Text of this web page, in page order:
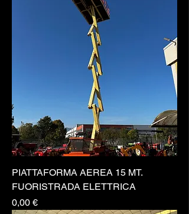
PIATTAFORMA AEREA 15 MT.
FUORISTRADA ELETTRICA
Prezzo
0,00 €